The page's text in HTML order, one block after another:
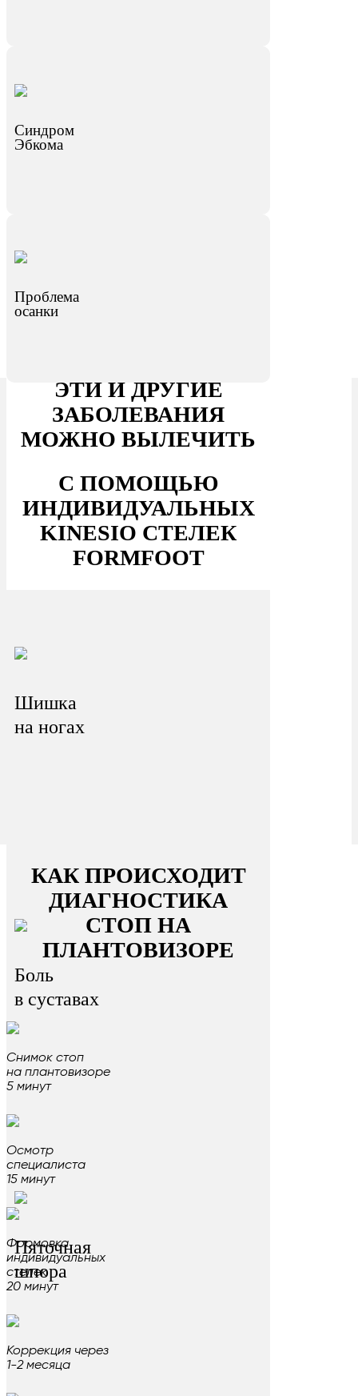
Синдром
Эбкома
Проблема
осанки
ЭТИ И ДРУГИЕ
ЗАБОЛЕВАНИЯ
МОЖНО ВЫЛЕЧИТЬ
С ПОМОЩЬЮ
ИНДИВИДУАЛЬНЫХ
KINESIO СТЕЛЕК
FORMFOOT
Шишка
на ногах
Боль
в суставах
Пяточная
шпора
КАК ПРОИСХОДИТ
ДИАГНОСТИКА
СТОП НА
ПЛАНТОВИЗОРЕ
Снимок стоп
на плантовизоре
5 минут
Осмотр
специалиста
15 минут
Формовка
индивидуальных
стелек
20 минут
Коррекция через
1-2 месяца